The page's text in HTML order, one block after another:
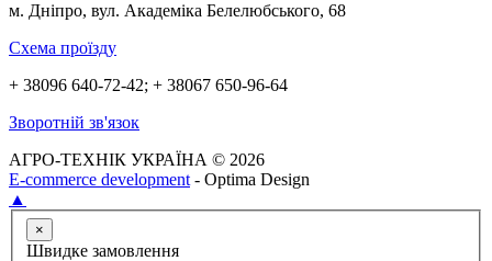
м. Дніпро, вул. Академіка Белелюбського, 68
Схема проїзду
+ 38096 640-72-42; + 38067 650-96-64
Зворотній зв'язок
АГРО-ТЕХНІК УКРАЇНА © 2026
E-commerce development - Optima Design
▲
×
Швидке замовлення